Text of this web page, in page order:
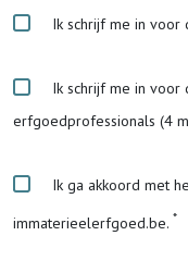
Ik schrijf me in voor
Ik schrijf me in
erfgoedprofessionals (4
Ik ga akkoord met
immaterieelerfgoed.be.